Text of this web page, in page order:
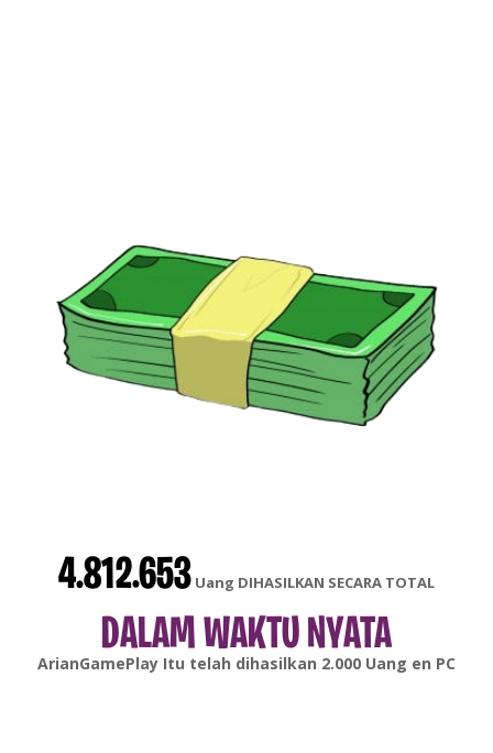
4.812.653 Uang DIHASILKAN SECARA TOTAL
DALAM WAKTU NYATA
gonsabellaItu telah dihasilkan6.000Uang enAndroid